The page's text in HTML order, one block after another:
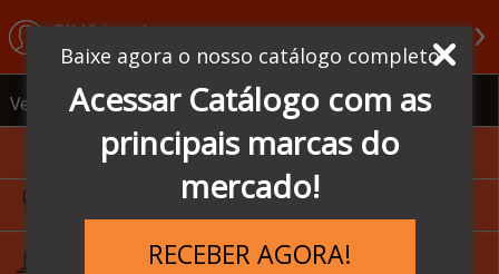
Baixe agora o nosso catálogo completo
Acessar Catálogo com as
principais marcas do
mercado!
RECEBER AGORA!
Olá Visitante!
Ver todas as categorias
Sensores Balluff
Inversores de Frequência